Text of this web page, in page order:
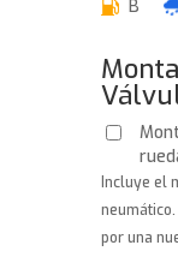
B
Incluye el
por una